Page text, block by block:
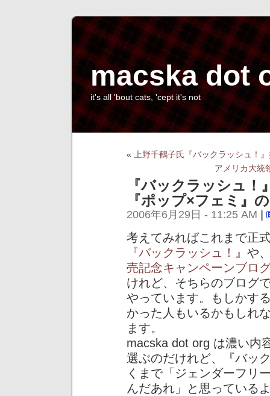
macska dot
it's all 'bout cats, 'cept it's not
«
上野千鶴子氏『バックラッシュ！
アメリカ大統
『バックラッシュ
『ポップ×フェミ』
2006年6月29日 - 11:25 AM
考えてみればこれまで正
『バックラッシュ！』 や
売記念キャンペーンブロ
けれど、そちらのブログ
やっています。もしかす
かった人もいるかもしれ
ます。
macska dot org は濃い内
選ぶのだけれど、『バッ
くまで「ジェンダーフリ
んだあれ」と思っている